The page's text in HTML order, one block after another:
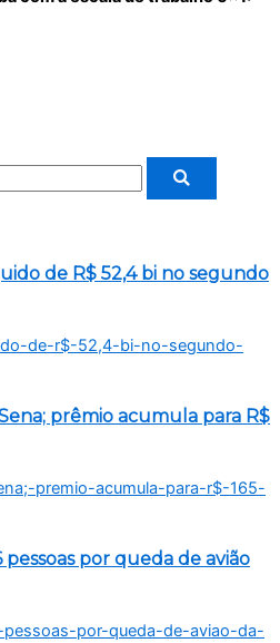
de R$ 52,4 bi no segundo
prêmio acumula para R$
pessoas por queda de avião